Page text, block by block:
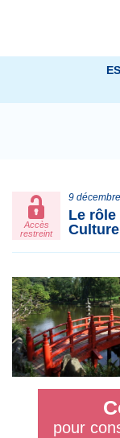
Accès
restreint
9
Le
Culture
pour
Panneau de gestion